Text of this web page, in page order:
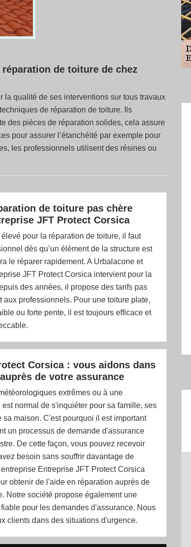
de toiture de chez
la qualité de ses interventions sur tous travaux
de réparation de toiture. Ils
des pièces de réparation solides, cela assure
pour assurer l’étanchéité par exemple pour
les professionnels utilisent des résines ou
de toiture pas chère
JFT Protect Corsica
pour la réparation de toiture, il faut
dès qu’un élément de la structure est
le réparer rapidement. A Urbalacone et
JFT Protect Corsica intervient pour la
des années, il propose des tarifs pas
aux professionnels. Pour une toiture plate,
ou forte pente, il est toujours efficace et
Corsica : vous aidons dans
de votre assurance
extrêmes ou à une
normal de s'inquiéter pour sa famille, ses
sa maison. C'est pourquoi il est important
un processus de demande d'assurance
De cette façon, vous pouvez recevoir
besoin sans souffrir davantage de
Entreprise JFT Protect Corsica
obtenir de l'aide en réparation auprès de
Notre société propose également une
pour les demandes d'assurance. Nous
clients dans des situations d'urgence.